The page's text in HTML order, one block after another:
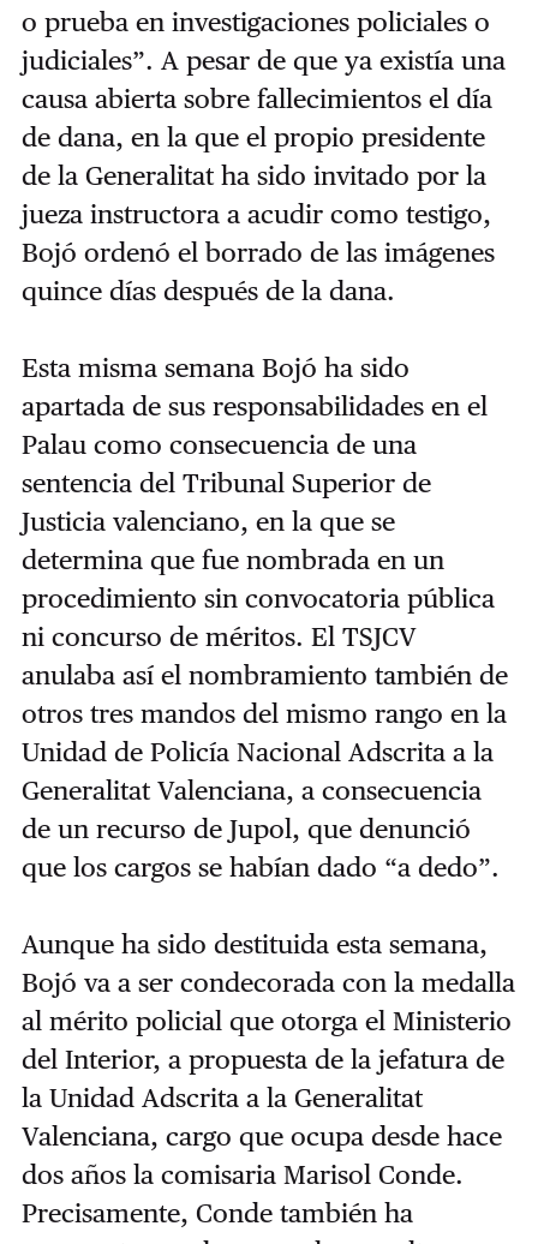
o prueba en investigaciones policiales o
judiciales”. A pesar de que ya existía una
causa abierta sobre fallecimientos el día
de dana, en la que el propio presidente
de la Generalitat ha sido invitado por la
jueza instructora a acudir como testigo,
Bojó ordenó el borrado de las imágenes
quince días después de la dana.
Esta misma semana Bojó ha sido
apartada de sus responsabilidades en el
Palau como consecuencia de una
sentencia del Tribunal Superior de
Justicia valenciano, en la que se
determina que fue nombrada en un
procedimiento sin convocatoria pública
ni concurso de méritos. El TSJCV
anulaba así el nombramiento también de
otros tres mandos del mismo rango en la
Unidad de Policía Nacional Adscrita a la
Generalitat Valenciana, a consecuencia
de un recurso de Jupol, que denunció
que los cargos se habían dado “a dedo”.
Aunque ha sido destituida esta semana,
Bojó va a ser condecorada con la medalla
al mérito policial que otorga el Ministerio
del Interior, a propuesta de la jefatura de
la Unidad Adscrita a la Generalitat
Valenciana, cargo que ocupa desde hace
dos años la comisaria Marisol Conde.
Precisamente, Conde también ha